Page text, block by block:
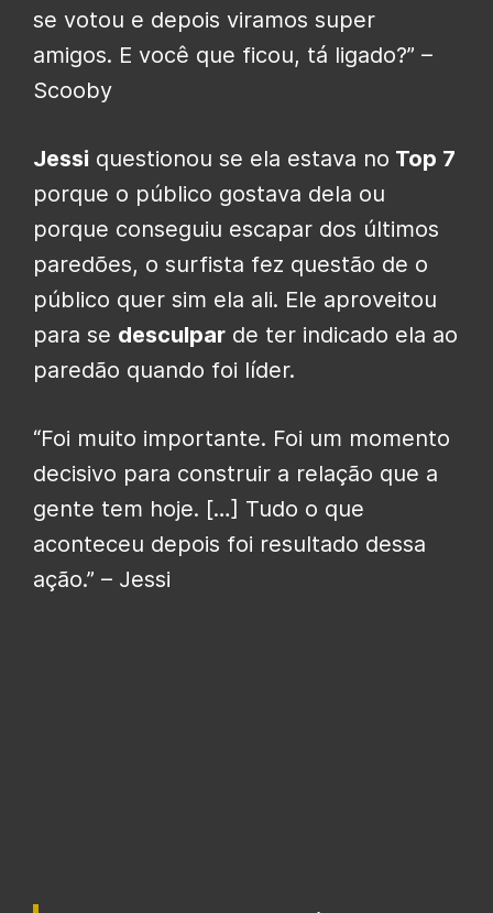
se votou e depois viramos super
amigos. E você que ficou, tá ligado?” –
Scooby
Jessi questionou se ela estava no Top 7
porque o público gostava dela ou
porque conseguiu escapar dos últimos
paredões, o surfista fez questão de o
público quer sim ela ali. Ele aproveitou
para se desculpar de ter indicado ela ao
paredão quando foi líder.
“Foi muito importante. Foi um momento
decisivo para construir a relação que a
gente tem hoje. […] Tudo o que
aconteceu depois foi resultado dessa
ação.” – Jessi